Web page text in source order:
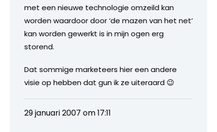
met een nieuwe technologie omzeild kan
worden waardoor door ‘de mazen van het net’
kan worden gewerkt is in mijn ogen erg
storend.
Dat sommige marketeers hier een andere
visie op hebben dat gun ik ze uiteraard 😉
29 januari 2007 om 17:11